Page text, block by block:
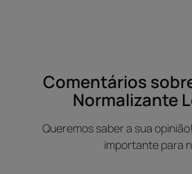
Comentários
Normalizante
Queremos saber a sua
importante para